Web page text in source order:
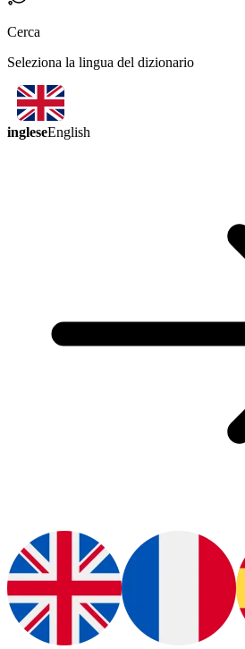
Cerca
Seleziona la lingua del dizionario
ingleseEnglish